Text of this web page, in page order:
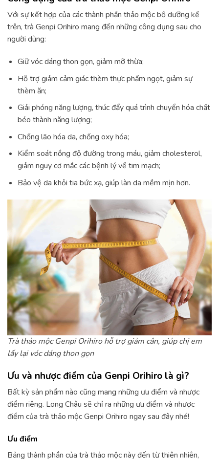
Với sự kết hợp của các thành phần thảo mộc bổ dưỡng kể
trên, trà Genpi Orihiro mang đến những công dụng sau cho
người dùng:
Giữ vóc dáng thon gọn, giảm mỡ thừa;
Hỗ trợ giảm cảm giác thèm thực phẩm ngọt, giảm sự
thèm ăn;
Giải phóng năng lượng, thúc đẩy quá trình chuyển hóa chất
béo thành năng lượng;
Chống lão hóa da, chống oxy hóa;
Kiểm soát nồng độ đường trong máu, giảm cholesterol,
giảm nguy cơ mắc các bệnh lý về tim mạch;
Bảo vệ da khỏi tia bức xạ, giúp làn da mềm mịn hơn.
Trà thảo mộc Genpi Orihiro hỗ trợ giảm cân, giúp chị em
lấy lại vóc dáng thon gọn
Ưu và nhược điểm của Genpi Orihiro là gì?
Bất kỳ sản phẩm nào cũng mang những ưu điểm và nhược
điểm riêng. Long Châu sẽ chỉ ra những ưu điểm và nhược
điểm của trà thảo mộc Genpi Orihiro ngay sau đây nhé!
Ưu điểm
Bảng thành phần của trà thảo mộc này đến từ thiên nhiên,